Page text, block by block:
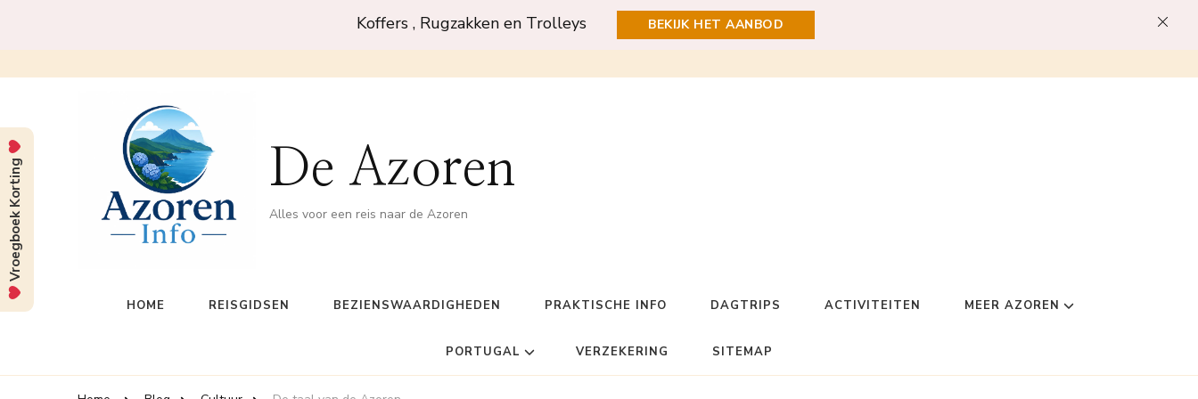
Koffers , Rugzakken en Trolleys BEKIJK HET AANBOD
De Azoren
Alles voor een reis naar de Azoren
HOME REISGIDSEN BEZIENSWAARDIGHEDEN PRAKTISCHE INFO DAGTRIPS ACTIVITEITEN MEER AZOREN
PORTUGAL VERZEKERING SITEMAP
Vroegboek Korting